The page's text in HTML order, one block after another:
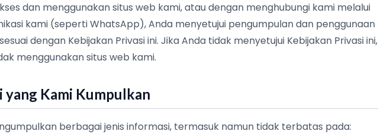
dan menggunakan situs web kami, atau dengan menghubungi kami melalui
kami (seperti WhatsApp), Anda menyetujui pengumpulan dan penggunaan
dengan Kebijakan Privasi ini. Jika Anda tidak menyetujui Kebijakan Privasi ini,
menggunakan situs web kami.
yang Kami Kumpulkan
berbagai jenis informasi, termasuk namun tidak terbatas pada: